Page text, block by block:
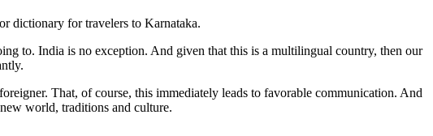
dictionary for travelers to Karnataka.
to. India is no exception. And given that this is a multilingual country, then our
That, of course, this immediately leads to favorable communication. And
world, traditions and culture.